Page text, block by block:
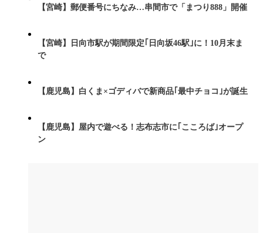
【宮崎】郵便番号にちなみ…串間市で「まつり888」開催
【宮崎】日向市駅が期間限定｢日向坂46駅｣に！10月末ま
で
【鹿児島】白くま×ゴディバで新商品｢最中チョコ｣が誕生
【鹿児島】屋内で遊べる！志布志市に｢こころば｣オープ
ン